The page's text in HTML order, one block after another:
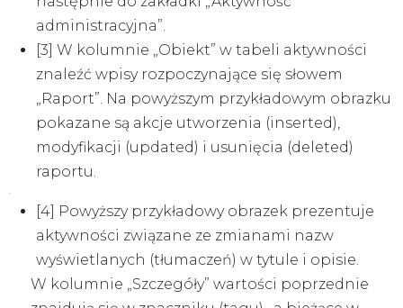
administracyjna”.
[3] W kolumnie „Obiekt” w tabeli aktywności
znaleźć wpisy rozpoczynające się słowem
„Raport”. Na powyższym przykładowym obrazku
pokazane są akcje utworzenia (inserted),
modyfikacji (updated) i usunięcia (deleted)
raportu.
[4] Powyższy przykładowy obrazek prezentuje
aktywności związane ze zmianami nazw
wyświetlanych (tłumaczeń) w tytule i opisie.
W kolumnie „Szczegóły” wartości poprzednie